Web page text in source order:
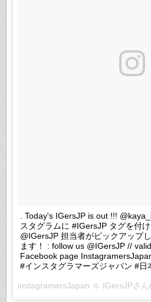
. Today's IGersJP is out !!!
スタグラムに #IGersJP タグを付
@IGersJP 担当者がピックアップ
ます！ : follow us @IGersJP //
Facebook page
#インスタグラマーズジャパン #